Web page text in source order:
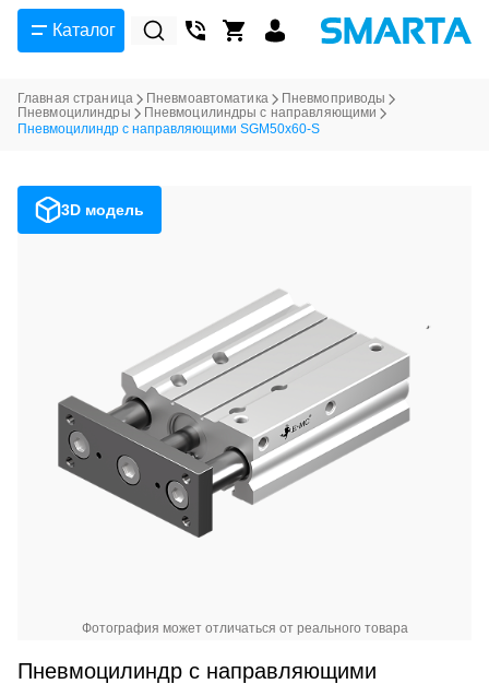
Каталог
Главная страница Пневмоавтоматика
Пневмоприводы
Пневмоцилиндры
Пневмоцилиндры с направляющими
Пневмоцилиндр с направляющими SGM50x60-S
3D модель
Фотография может отличаться от реального товара
Пневмоцилиндр с направляющими